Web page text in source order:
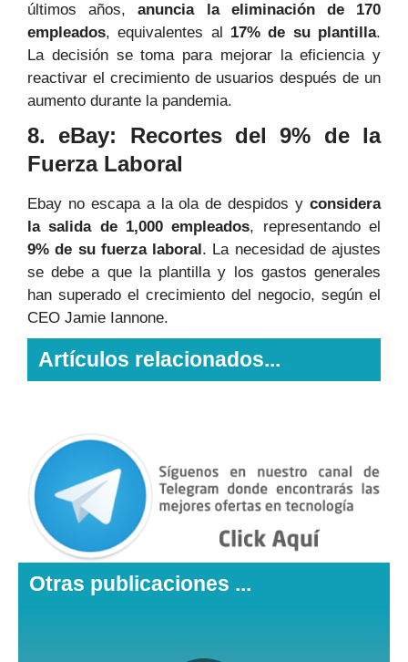
últimos años, anuncia la eliminación de 170
empleados, equivalentes al 17% de su plantilla.
La decisión se toma para mejorar la eficiencia y
reactivar el crecimiento de usuarios después de un
aumento durante la pandemia.
8. eBay: Recortes del 9% de la
Fuerza Laboral
Ebay no escapa a la ola de despidos y considera
la salida de 1,000 empleados, representando el
9% de su fuerza laboral . La necesidad de ajustes
se debe a que la plantilla y los gastos generales
han superado el crecimiento del negocio, según el
CEO Jamie Iannone.
Artículos relacionados...
Otras publicaciones ...